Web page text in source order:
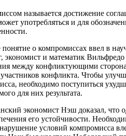
называется достижение
употребляться и для
о компромиссах ввел в
экономист и математик
между конфликтующими
участников конфликта. Чтобы
необходимо поступиться
для них результата.
экономист Нэш доказал, что
его устойчивости.
условий компромисса